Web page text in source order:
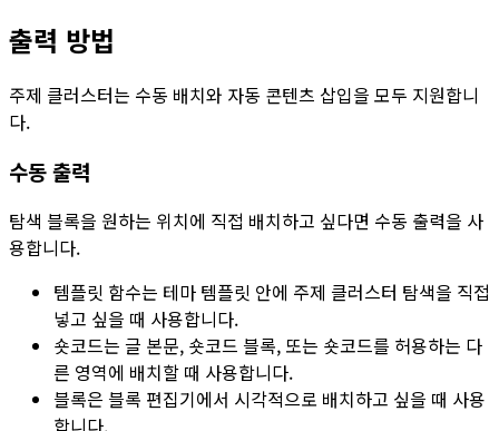
출력 방법
주제 클러스터는 수동 배치와 자동 콘텐츠 삽입을 모두 지원합니
다.
수동 출력
탐색 블록을 원하는 위치에 직접 배치하고 싶다면 수동 출력을 사
용합니다.
템플릿 함수는 테마 템플릿 안에 주제 클러스터 탐색을 직접
넣고 싶을 때 사용합니다.
숏코드는 글 본문, 숏코드 블록, 또는 숏코드를 허용하는 다
른 영역에 배치할 때 사용합니다.
블록은 블록 편집기에서 시각적으로 배치하고 싶을 때 사용
합니다.